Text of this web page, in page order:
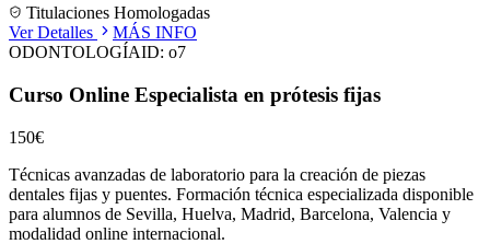
Titulaciones Homologadas
Ver Detalles
MÁS INFO
ODONTOLOGÍAID: o7
Curso Online Especialista en prótesis fijas
150€
Técnicas avanzadas de laboratorio para la creación de piezas
dentales fijas y puentes. Formación técnica especializada disponible
para alumnos de Sevilla, Huelva, Madrid, Barcelona, Valencia y
modalidad online internacional.